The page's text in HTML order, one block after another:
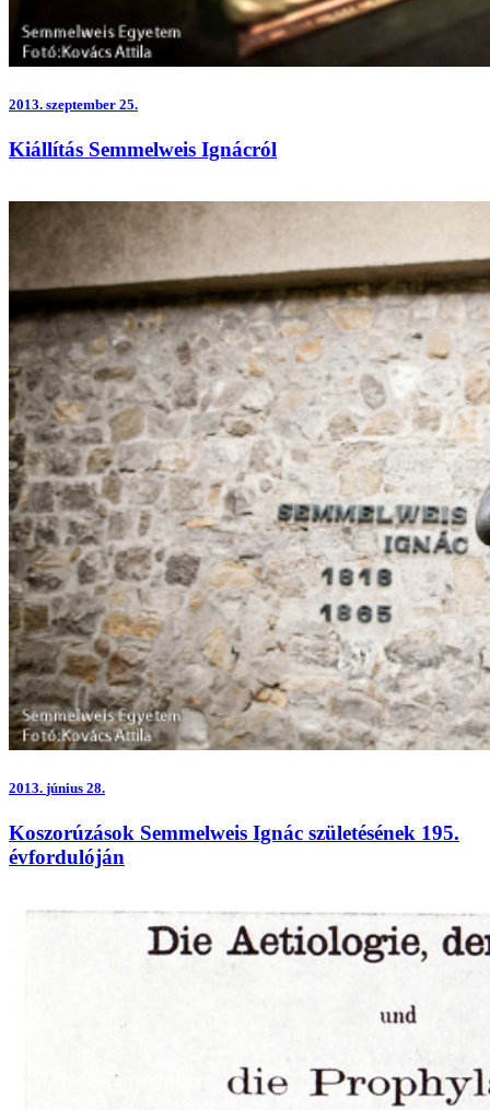
2013. szeptember 25.
Kiállítás Semmelweis Ignácról
2013. június 28.
Koszorúzások Semmelweis Ignác születésének 195.
évfordulóján